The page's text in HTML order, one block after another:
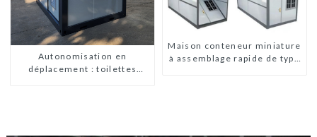
Autonomisation en
déplacement : toilettes
Maison conteneur miniature
à assemblage rapide de type